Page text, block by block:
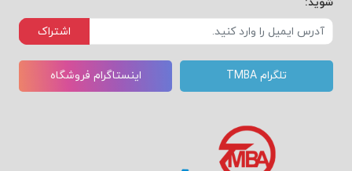
شوید:
اشتراک
تلگرام TMBA اینستاگرام فروشگاه